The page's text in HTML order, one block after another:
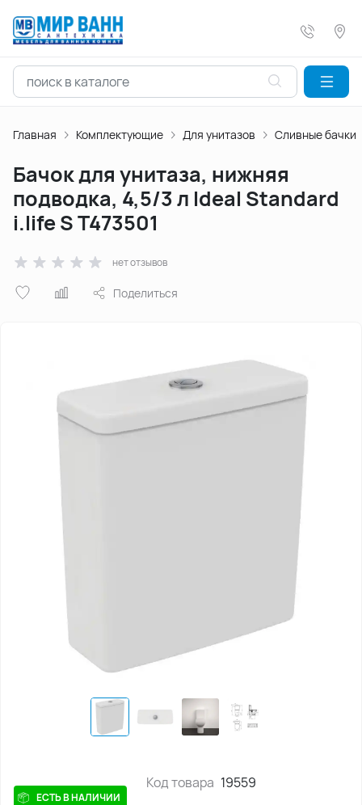
Главная Комплектующие Для унитазов Сливные бачки
Бачок для унитаза, нижняя
подводка, 4,5/3 л Ideal Standard
i.life S T473501
нет отзывов
Поделиться
ЕСТЬ В НАЛИЧИИ
Код товара 19559